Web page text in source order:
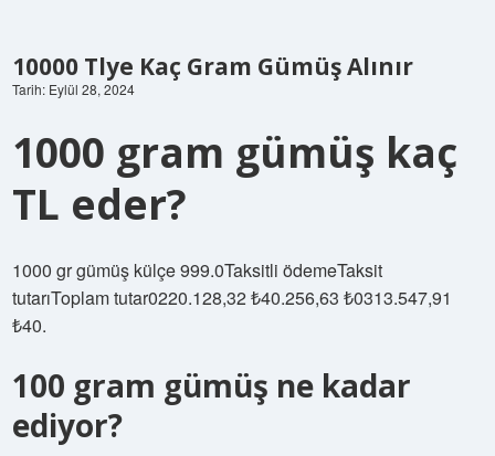
10000 Tlye Kaç Gram Gümüş Alınır
Tarih: Eylül 28, 2024
1000 gram gümüş kaç
TL eder?
1000 gr gümüş külçe 999.0Taksitli ödemeTaksit
tutarıToplam tutar0220.128,32 ₺40.256,63 ₺0313.547,91
₺40.
100 gram gümüş ne kadar
ediyor?